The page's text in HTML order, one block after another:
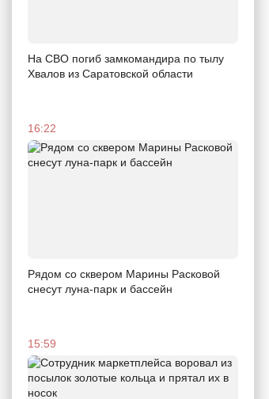
На СВО погиб замкомандира по тылу
Хвалов из Саратовской области
16:22
Рядом со сквером Марины Расковой
снесут луна-парк и бассейн
15:59